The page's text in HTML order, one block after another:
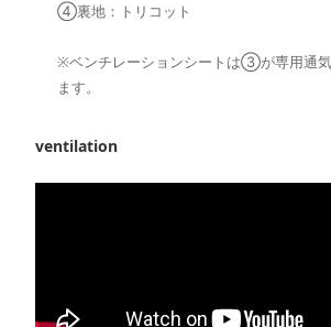
④裏地：トリコット
※ベンチレーションシートは③が専用通気
ます。
ventilation